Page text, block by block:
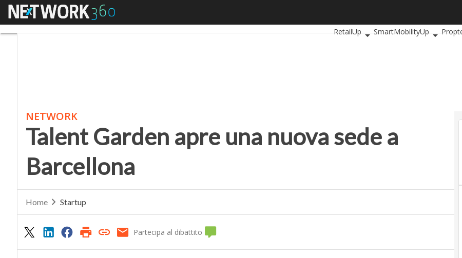
Menu
RetailUp
SmartMobilityUp
NETWORK
Talent Garden apre una nuova sede a
Barcellona
Home Startup
Partecipa al dibattito